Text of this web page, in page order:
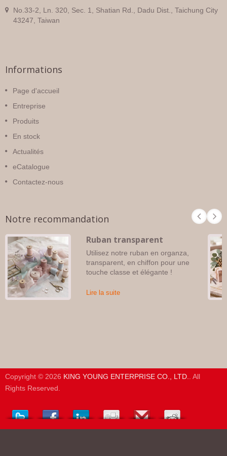
No.33-2, Ln. 320, Sec. 1, Shatian Rd., Dadu Dist., Taichung City
43247, Taiwan
Informations
Page d'accueil
Entreprise
Produits
En stock
Actualités
eCatalogue
Contactez-nous
Notre recommandation
Ruban transparent
Utilisez notre ruban en organza,
transparent, en chiffon pour une
touche classe et élégante !
Lire la suite
Copyright © 2026 KING YOUNG ENTERPRISE CO., LTD.. All
Rights Reserved.